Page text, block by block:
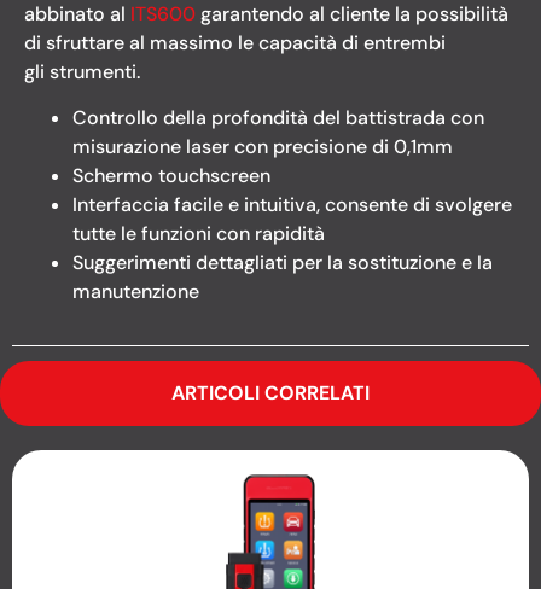
abbinato al ITS600garantendo al cliente la possibilità
di sfruttare al massimo le capacità di entrembi
gli strumenti.
Controllo della profondità del battistrada con
misurazione laser con precisione di 0,1mm
Schermo touchscreen
Interfaccia facile e intuitiva, consente di svolgere
tutte le funzioni con rapidità
Suggerimenti dettagliati per la sostituzione e la
manutenzione
ARTICOLI CORRELATI